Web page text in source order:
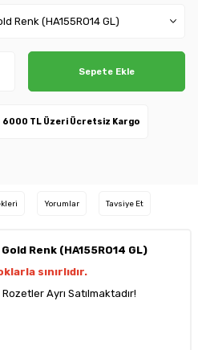
Sepete Ekle
6000 TL Üzeri Ücretsiz Kargo
Yorumlar Tavsiye Et
Renk (HA155RO14 GL)
sınırlıdır.
Ayrı Satılmaktadır!